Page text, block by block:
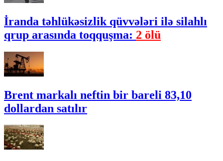
İranda təhlükəsizlik qüvvələri ilə silahlı
qrup arasında toqquşma: 2 ölü
Brent markalı neftin bir bareli 83,10
dollardan satılır